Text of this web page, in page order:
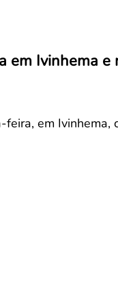
em Ivinhema e
feira, em